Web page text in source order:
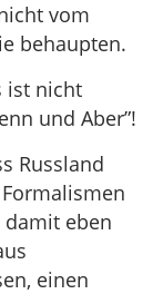
vom
behaupten.
ist nicht
und Aber”!
Russland
damit eben
einen